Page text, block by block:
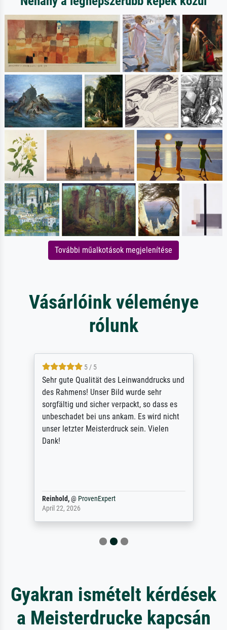
További műalkotások megjelenítése
Vásárlóink véleménye
rólunk
5 / 5
Sehr gute Qualität des Leinwanddrucks und
des Rahmens! Unser Bild wurde sehr
sorgfältig und sicher verpackt, so dass es
unbeschadet bei uns ankam. Es wird nicht
unser letzter Meisterdruck sein. Vielen
Dank!
Reinhold,@ ProvenExpert
April 22, 2026
Gyakran ismételt kérdések
a Meisterdrucke kapcsán